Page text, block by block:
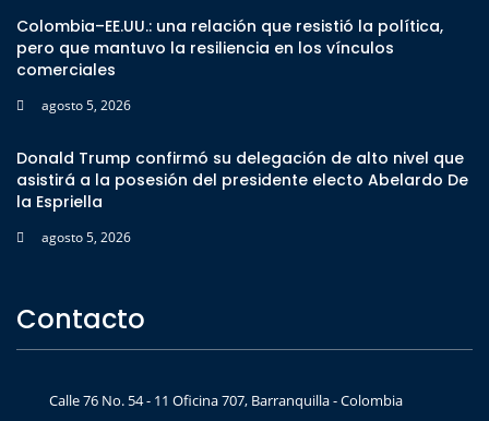
Colombia–EE.UU.: una relación que resistió la política,
pero que mantuvo la resiliencia en los vínculos
comerciales
agosto 5, 2026
Donald Trump confirmó su delegación de alto nivel que
asistirá a la posesión del presidente electo Abelardo De
la Espriella
agosto 5, 2026
Contacto
Calle 76 No. 54 - 11 Oficina 707, Barranquilla - Colombia